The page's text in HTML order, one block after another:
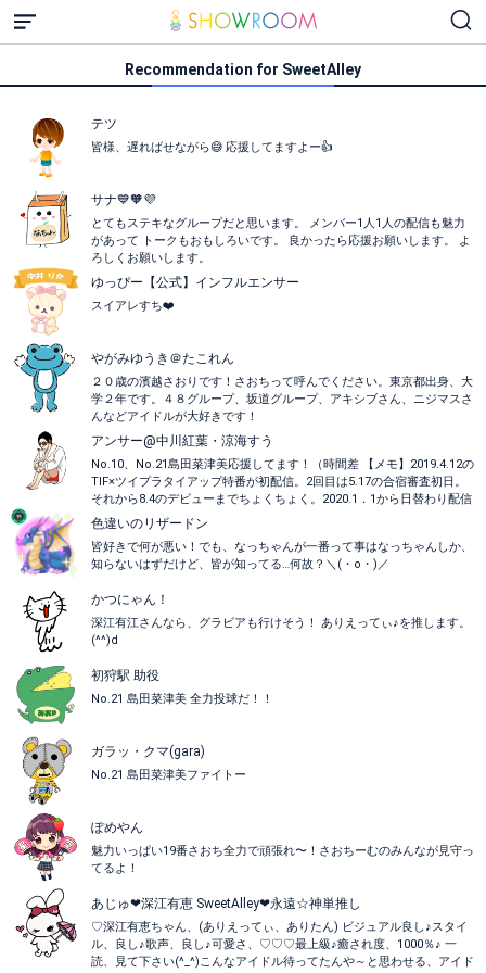
Recommendation for SweetAlley
テツ
皆様、遅ればせながら😅 応援してますよー👍
サナ💙🧡💜
とてもステキなグループだと思います。 メンバー1人1人の配信も魅力
があって トークもおもしろいです。 良かったら応援お願いします。 よ
ろしくお願いします。
ゆっぴー【公式】インフルエンサー
スイアレすち❤️
やがみゆうき＠たこれん
２０歳の濱越さおりです！さおちって呼んでください。東京都出身、大
学２年です。４８グループ、坂道グループ、アキシブさん、ニジマスさ
んなどアイドルが大好きです！
アンサー@中川紅葉・涼海すう
No.10、No.21島田菜津美応援してます！（時間差 【メモ】2019.4.12の
TIF×ツイプラタイアップ特番が初配信。2回目は5.17の合宿審査初日。
それから8.4のデビューまでちょくちょく。2020.1．1から日替わり配信
色違いのリザードン
皆好きで何が悪い！でも、なっちゃんが一番って事はなっちゃんしか、
知らないはずだけど、皆が知ってる…何故？＼(・o・)／
かつにゃん！
深江有江さんなら、グラビアも行けそう！ ありえってぃ♪を推します。
(^^)d
初狩駅 助役
No.21 島田菜津美 全力投球だ！！
ガラッ・クマ(gara)
No.21 島田菜津美ファイトー
ぽめやん
魅力いっぱい19番さおち全力で頑張れ〜！さおちーむのみんなが見守っ
てるよ！
あじゅ❤深江有恵 SweetAlley❤永遠☆神単推し
♡深江有恵ちゃん、(ありえってぃ、ありたん) ビジュアル良し♪スタイ
ル、良し♪歌声、良し♪可愛さ、♡♡♡最上級♪癒され度、1000％♪ 一
読、見て下さい(^_^)こんなアイドル待ってたんや～と思わせる、アイド